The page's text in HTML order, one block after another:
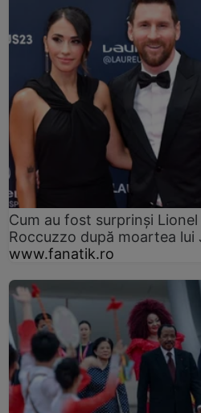
Cum au fost surprinși
Roccuzzo după moartea lui
www.fanatik.ro